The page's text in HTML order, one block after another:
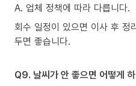
A. 업체 정책에 따라 다릅니다.
회수 일정이 있으면 이사 후 정
두면 좋습니다.
Q9. 날씨가 안 좋으면 어떻게